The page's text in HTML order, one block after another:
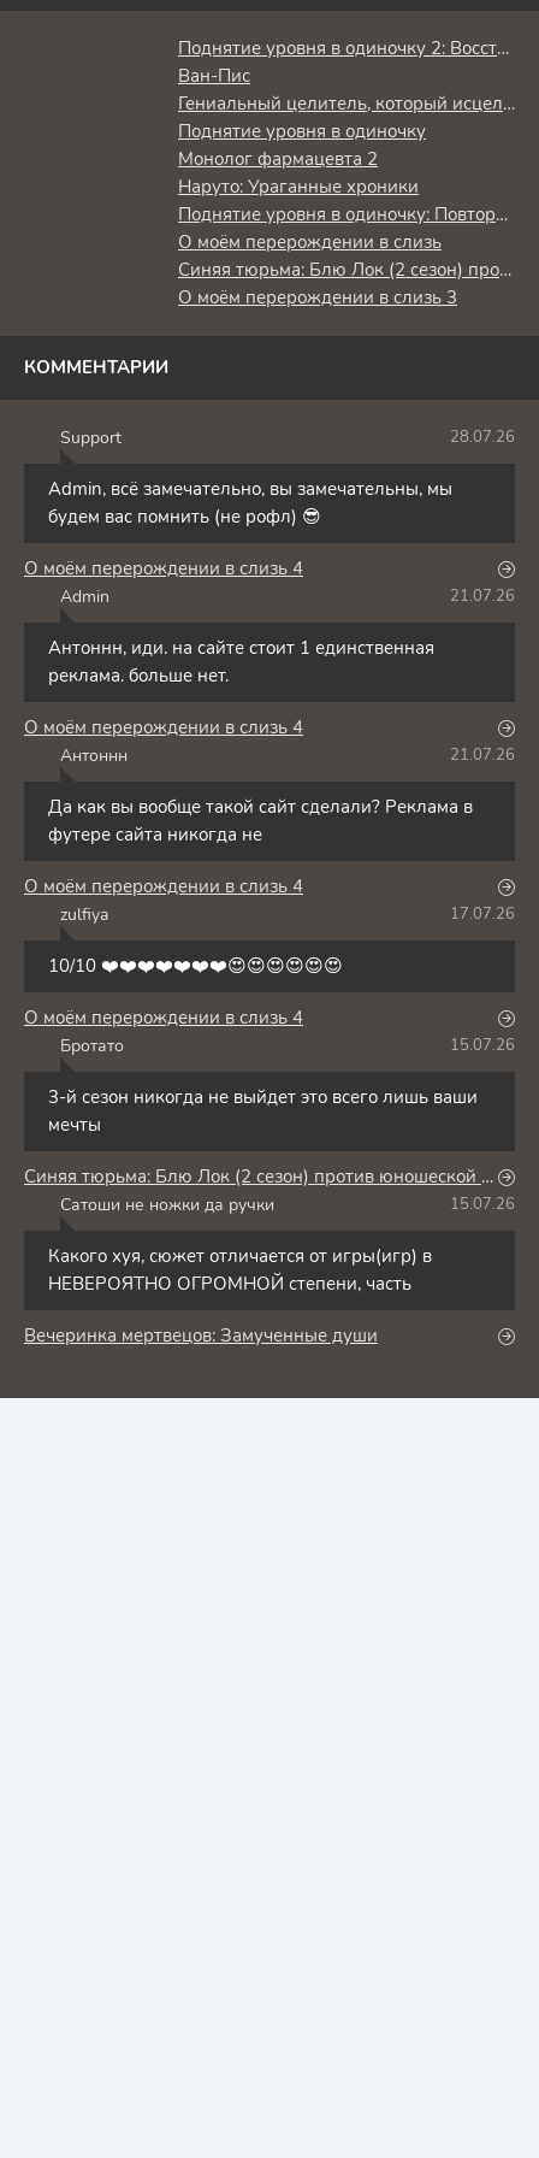
Поднятие уровня в одиночку 2: Восстаньте из тени
Ван-Пис
Гениальный целитель, который исцелял в одно мгновение, но был изгнан как бесполезный, теперь наслаждается жизнью в качестве тёмного целителя
Поднятие уровня в одиночку
Монолог фармацевта 2
Наруто: Ураганные хроники
Поднятие уровня в одиночку: Повторное пробуждение
О моём перерождении в слизь
Синяя тюрьма: Блю Лок (2 сезон) против юношеской сборной Японии
О моём перерождении в слизь 3
КОММЕНТАРИИ
Support 28.07.26
Admin, всё замечательно, вы замечательны, мы
будем вас помнить (не рофл) 😎
О моём перерождении в слизь 4
Admin 21.07.26
Антоннн, иди. на сайте стоит 1 единственная
реклама. больше нет.
О моём перерождении в слизь 4
Антоннн 21.07.26
Да как вы вообще такой сайт сделали? Реклама в
футере сайта никогда не
О моём перерождении в слизь 4
zulfiya 17.07.26
10/10 ❤️❤️❤️❤️❤️❤️❤️😍😍😍😍😍😍
О моём перерождении в слизь 4
Бротато 15.07.26
3-й сезон никогда не выйдет это всего лишь ваши
мечты
Синяя тюрьма: Блю Лок (2 сезон) против юношеской сборной Японии
Сатоши не ножки да ручки 15.07.26
Какого хуя, сюжет отличается от игры(игр) в
НЕВЕРОЯТНО ОГРОМНОЙ степени, часть
Вечеринка мертвецов: Замученные души